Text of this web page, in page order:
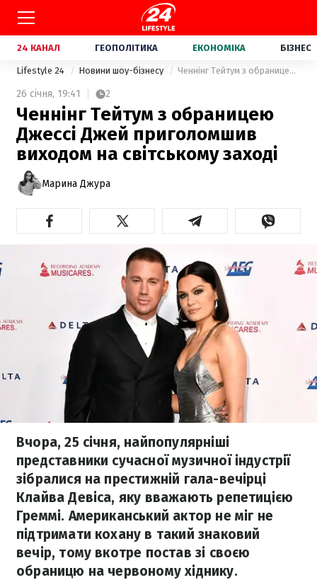
24 КАНАЛ ГЕОПОЛІТИКА ЕКОНОМІКА БІЗНЕС
Lifestyle 24 Новини шоу-бізнесу Ченнінг Тейтум з обраницею Джессі Джей приголомшив виходом на світському заході
26 січня, 19:41 2
Ченнінг Тейтум з обраницею
Джессі Джей приголомшив
виходом на світському заході
Марина Джура
Вчора, 25 січня, найпопулярніші
представники сучасної музичної індустрії
зібралися на престижній гала-вечірці
Клайва Девіса, яку вважають репетицією
Греммі. Американський актор не міг не
підтримати кохану в такий знаковий
вечір, тому вкотре постав зі своєю
обраницю на червоному хіднику.